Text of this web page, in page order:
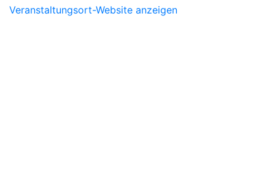
Veranstaltungsort-Website anzeigen